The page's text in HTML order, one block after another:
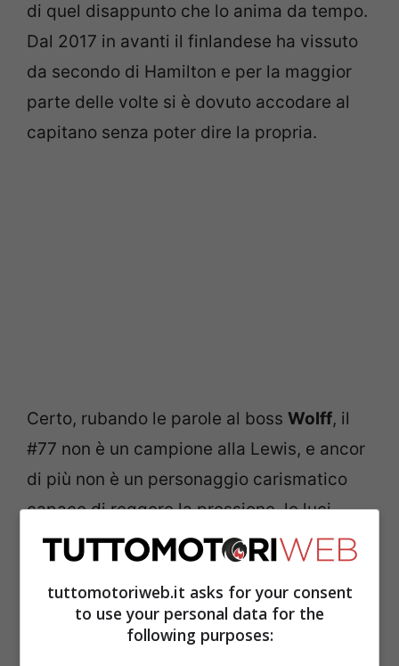
di quel disappunto che lo anima da tempo.
Dal 2017 in avanti il finlandese ha vissuto
da secondo di Hamilton e per la maggior
parte delle volte si è dovuto accodare al
capitano senza poter dire la propria.
Certo, rubando le parole al boss Wolff, il
#77 non è un campione alla Lewis, e ancor
di più non è un personaggio carismatico
capace di reggere la pressione, le luci
della ribalta e un eventuale confronto alla
GP del Qatar non ci ha messo né uno né
due a puntare il dito contro Stoccarda, rea
tuttomotoriweb.it asks for your consent
to use your personal data for the
following purposes: